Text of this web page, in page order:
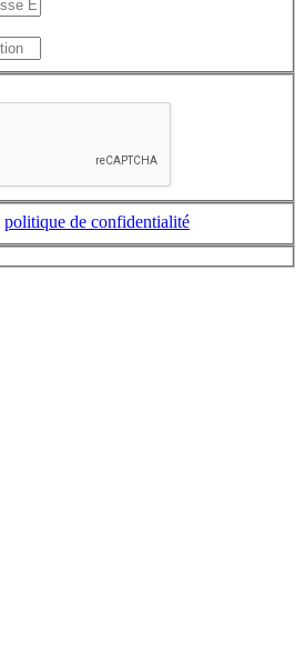
politique de confidentialité